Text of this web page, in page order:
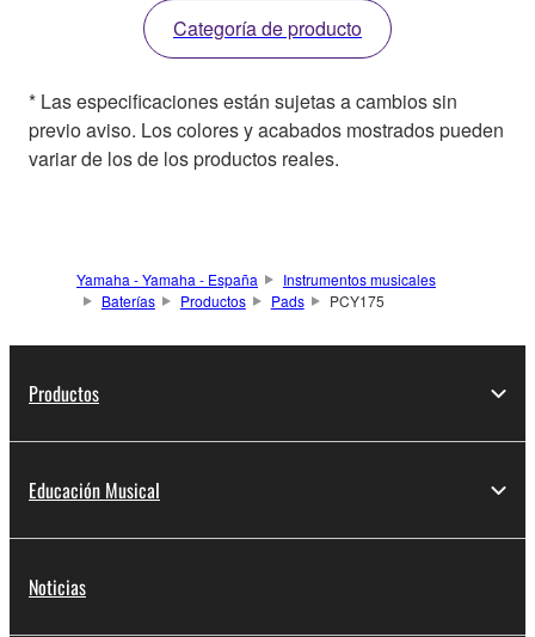
Categoría de producto
* Las especificaciones están sujetas a cambios sin
previo aviso. Los colores y acabados mostrados pueden
variar de los de los productos reales.
Yamaha - Yamaha - España
Instrumentos musicales
Baterías
Productos Pads PCY175
Productos
Educación Musical
Noticias